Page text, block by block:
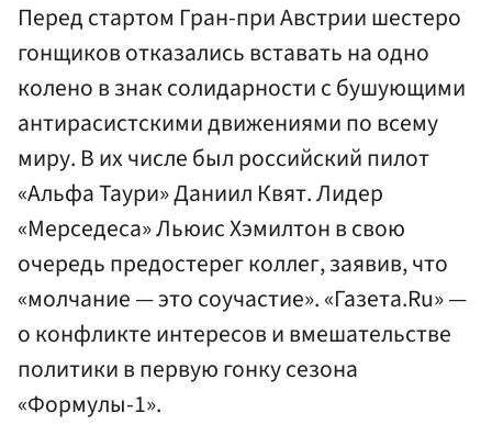
Перед стартом Гран-при Австрии шестеро
гонщиков отказались вставать на одно
колено в знак солидарности с бушующими
антирасистскими движениями по всему
миру. В их числе был российский пилот
«Альфа Таури» Даниил Квят. Лидер
«Мерседеса» Льюис Хэмилтон в свою
очередь предостерег коллег, заявив, что
«молчание — это соучастие». «Газета.Ru» —
о конфликте интересов и вмешательстве
политики в первую гонку сезона
«Формулы-1».